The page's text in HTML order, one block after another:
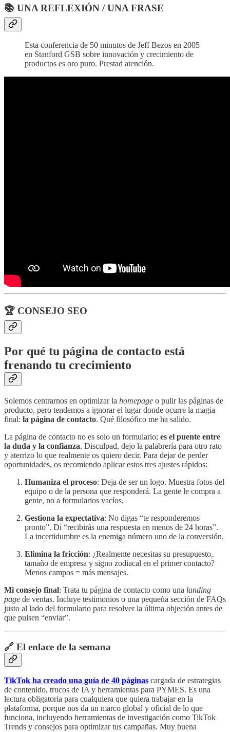
📚 UNA REFLEXIÓN / UNA FRASE
Esta conferencia de 50 minutos de Jeff Bezos en 2005
en Stanford GSB sobre innovación y crecimiento de
productos es oro puro. Prestad atención.
🏆 CONSEJO SEO
Por qué tu página de contacto está
frenando tu crecimiento
Solemos centrarnos en optimizar la homepage o pulir las páginas de
producto, pero tendemos a ignorar el lugar donde ocurre la magia
final: la página de contacto. Qué filosófico me ha salido.
La página de contacto no es solo un formulario; es el puente entre
la duda y la confianza. Disculpad, dejo la palabrería para otro rato
y aterrizo lo que realmente os quiero decir. Para dejar de perder
oportunidades, os recomiendo aplicar estos tres ajustes rápidos:
Humaniza el proceso: Deja de ser un logo. Muestra fotos del
equipo o de la persona que responderá. La gente le compra a
gente, no a formularios vacíos.
Gestiona la expectativa: No digas “te responderemos
pronto”. Di “recibirás una respuesta en menos de 24 horas”.
La incertidumbre es la enemiga número uno de la conversión.
Elimina la fricción: ¿Realmente necesitas su presupuesto,
tamaño de empresa y signo zodiacal en el primer contacto?
Menos campos = más mensajes.
Mi consejo final: Trata tu página de contacto como una landing
page de ventas. Incluye testimonios o una pequeña sección de FAQs
justo al lado del formulario para resolver la última objeción antes de
que pulsen “enviar”.
🔗 El enlace de la semana
TikTok ha creado una guía de 40 páginas cargada de estrategias
de contenido, trucos de IA y herramientas para PYMES. Es una
lectura obligatoria para cualquiera que quiera trabajar en la
plataforma, porque nos da un marco global y oficial de lo que
funciona, incluyendo herramientas de investigación como TikTok
Trends y consejos para optimizar tus campañas. Muy buena